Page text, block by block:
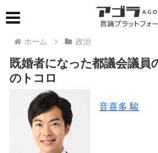
ホーム 政治
既婚者になった都議会議員
のトコロ
音喜多 駿